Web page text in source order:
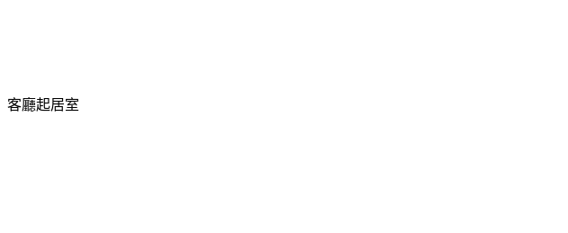
客廳起居室